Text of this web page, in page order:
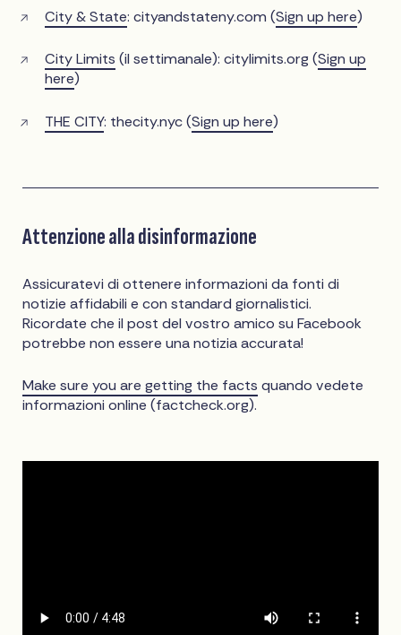
City & State: cityandstateny.com (Sign up here)
City Limits (il settimanale): citylimits.org (Sign up
here)
THE CITY: thecity.nyc (Sign up here)
Attenzione alla disinformazione
Assicuratevi di ottenere informazioni da fonti di
notizie affidabili e con standard giornalistici.
Ricordate che il post del vostro amico su Facebook
potrebbe non essere una notizia accurata!
Make sure you are getting the facts quando vedete
informazioni online (factcheck.org).